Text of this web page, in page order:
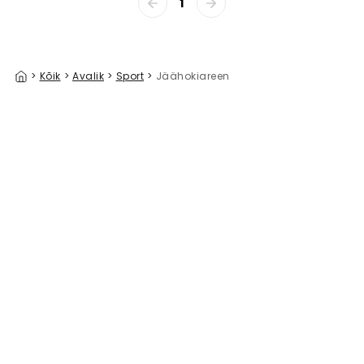
1
> Kõik > Avalik > Sport > Jäähokiareen